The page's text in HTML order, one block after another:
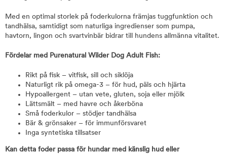
Med en optimal storlek på foderkulorna främjas tuggfunktion och
tandhälsa, samtidigt som naturliga ingredienser som pumpa,
havtorn, lingon och svartvinbär bidrar till hundens allmänna vitalitet.
Fördelar med Purenatural Wilder Dog Adult Fish:
Rikt på fisk – vitfisk, sill och siklöja
Naturligt rik på omega-3 – för hud, päls och hjärta
Hypoallergent – utan vete, gluten, soja eller mjölk
Lättsmält – med havre och åkerböna
Små foderkulor – stödjer tandhälsa
Bär & grönsaker – för immunförsvaret
Inga syntetiska tillsatser
Kan detta foder passa för hundar med känslig hud eller